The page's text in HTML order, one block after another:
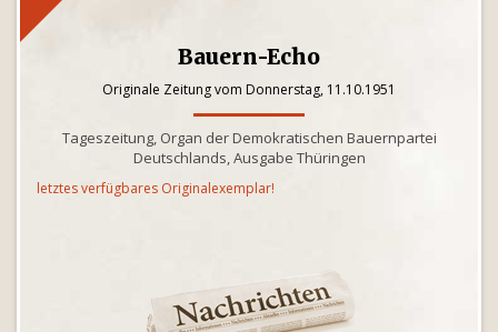
Bauern-Echo
Originale Zeitung vom Donnerstag, 11.10.1951
Tageszeitung, Organ der Demokratischen Bauernpartei
Deutschlands, Ausgabe Thüringen
letztes verfügbares Originalexemplar!